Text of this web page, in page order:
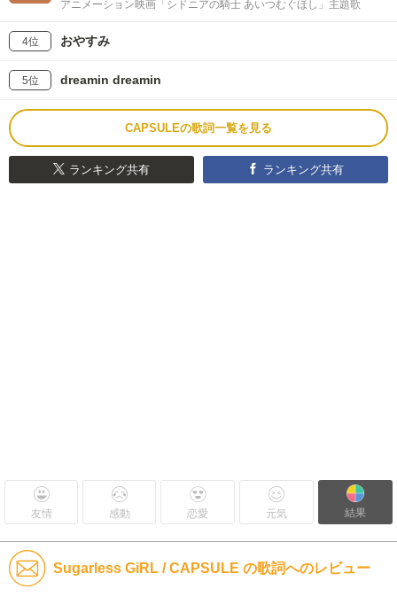
アニメーション映画「シドニアの騎士 あいつむぐほし」主題歌
4位 おやすみ
5位 dreamin dreamin
CAPSULEの歌詞一覧を見る
ランキング共有 ランキング共有
友情 感動 恋愛 元気 結果
Sugarless GiRL / CAPSULE の歌詞へのレビュー